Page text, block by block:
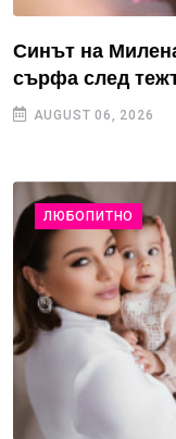
Синът на
сърфа след
AUGUST 06, 2026
ЛЮБОПИТНО